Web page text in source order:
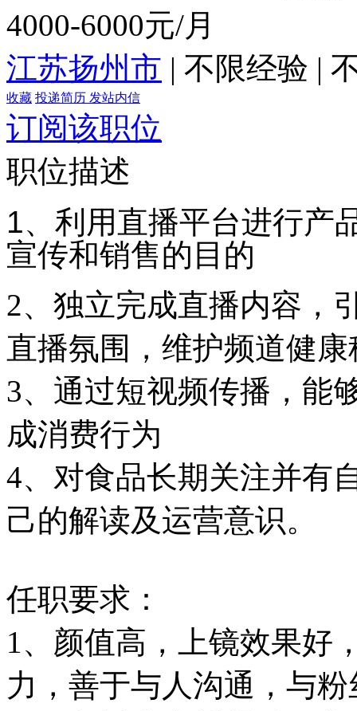
4000-6000元/月
江苏扬州市 | 不限经验 |
收藏 投递简历 发站内信
订阅该职位
职位描述
1、利用直播平台进行产
宣传和销售的目的
2、独立完成直播内容，
直播氛围，维护频道健康
3、通过短视频传播，能
成消费行为
4、对食品长期关注并有
己的解读及运营意识。
任职要求：
1、颜值高，上镜效果好
力，善于与人沟通，与